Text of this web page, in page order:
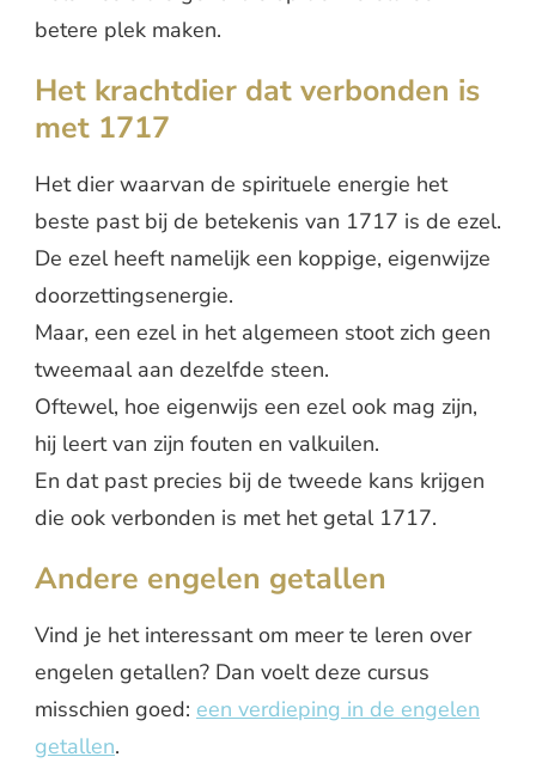
betere plek maken.
Het krachtdier dat verbonden is
met 1717
Het dier waarvan de spirituele energie het
beste past bij de betekenis van 1717 is de ezel.
De ezel heeft namelijk een koppige, eigenwijze
doorzettingsenergie.
Maar, een ezel in het algemeen stoot zich geen
tweemaal aan dezelfde steen.
Oftewel, hoe eigenwijs een ezel ook mag zijn,
hij leert van zijn fouten en valkuilen.
En dat past precies bij de tweede kans krijgen
die ook verbonden is met het getal 1717.
Andere engelen getallen
Vind je het interessant om meer te leren over
engelen getallen? Dan voelt deze cursus
misschien goed: een verdieping in de engelen
getallen.